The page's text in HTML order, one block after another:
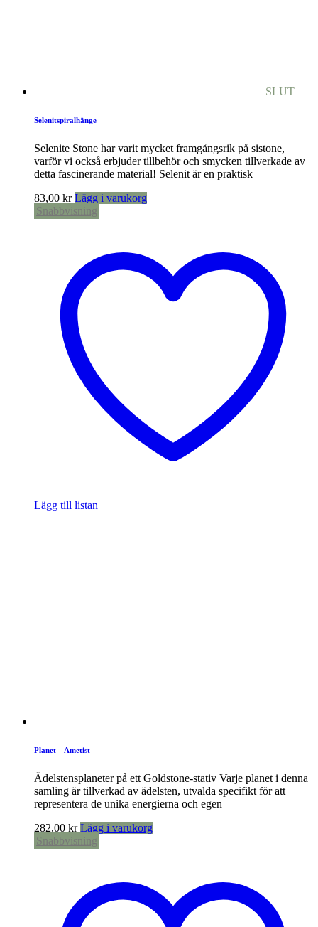
SLUT
Selenitspiralhänge
Selenite Stone har varit mycket framgångsrik på sistone,
varför vi också erbjuder tillbehör och smycken tillverkade av
detta fascinerande material! Selenit är en praktisk
83,00 kr Lägg i varukorg
Snabbvisning
Lägg till listan
Planet – Ametist
Ädelstensplaneter på ett Goldstone-stativ Varje planet i denna
samling är tillverkad av ädelsten, utvalda specifikt för att
representera de unika energierna och egen
282,00 kr Lägg i varukorg
Snabbvisning